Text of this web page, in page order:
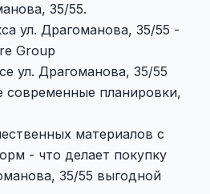
35/55.
ул. Драгоманова, 35/55 -
Group
ул. Драгоманова, 35/55
современные планировки,
материалов с
- что делает покупку
35/55 выгодной